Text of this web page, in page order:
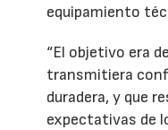
equipamiento
“El objetivo era
transmitiera
duradera, y que
expectativas de